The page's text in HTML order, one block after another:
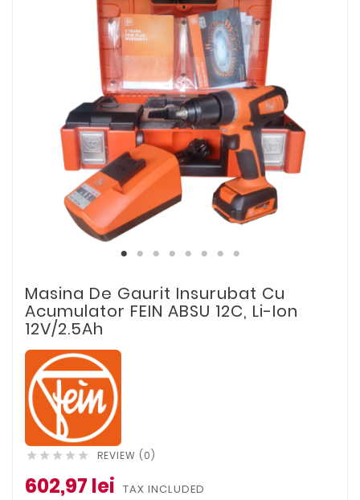
Masina De Gaurit Insurubat Cu
Acumulator FEIN ABSU 12C, Li-Ion
12V/2.5Ah
     REVIEW (0)
602,97 lei TAX INCLUDED